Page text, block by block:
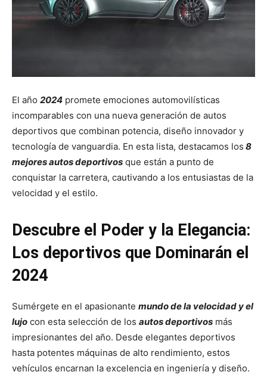
El año 2024 promete emociones automovilísticas
incomparables con una nueva generación de autos
deportivos que combinan potencia, diseño innovador y
tecnología de vanguardia. En esta lista, destacamos los 8
mejores autos deportivos que están a punto de
conquistar la carretera, cautivando a los entusiastas de la
velocidad y el estilo.
Descubre el Poder y la Elegancia:
Los deportivos que Dominarán el
2024
Sumérgete en el apasionante mundo de la velocidad y el
lujo con esta selección de los autos deportivos más
impresionantes del año. Desde elegantes deportivos
hasta potentes máquinas de alto rendimiento, estos
vehículos encarnan la excelencia en ingeniería y diseño.